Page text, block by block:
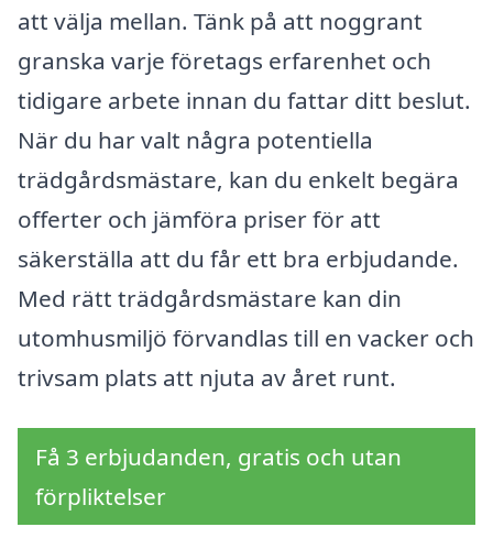
att välja mellan. Tänk på att noggrant
granska varje företags erfarenhet och
tidigare arbete innan du fattar ditt beslut.
När du har valt några potentiella
trädgårdsmästare, kan du enkelt begära
offerter och jämföra priser för att
säkerställa att du får ett bra erbjudande.
Med rätt trädgårdsmästare kan din
utomhusmiljö förvandlas till en vacker och
trivsam plats att njuta av året runt.
Få 3 erbjudanden, gratis och utan
förpliktelser